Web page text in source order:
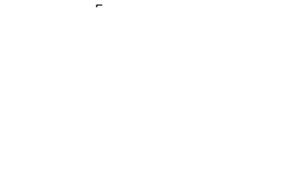
умирает. Его друг пытается